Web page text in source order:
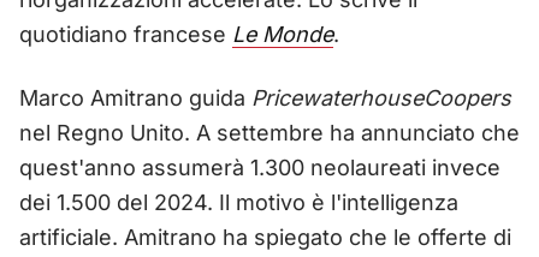
quotidiano francese Le Monde.
Marco Amitrano guida PricewaterhouseCoopers
nel Regno Unito. A settembre ha annunciato che
quest'anno assumerà 1.300 neolaureati invece
dei 1.500 del 2024. Il motivo è l'intelligenza
artificiale. Amitrano ha spiegato che le offerte di